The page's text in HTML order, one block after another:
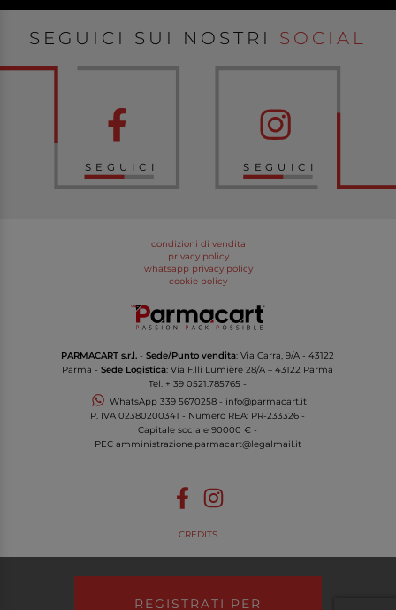
REGISTRATI PER
SEGUICI SUI NOSTRI SOCIAL
SEGUICI SEGUICI
condizioni di vendita
privacy policy
whatsapp privacy policy
cookie policy
PARMACART s.r.l. -Sede/Punto vendita: Via Carra, 9/A - 43122
Parma -Sede Logistica: Via F.lli Lumière 28/A – 43122 Parma
Tel. + 39 0521.785765 -
WhatsApp 339 5670258- info@parmacart.it
P. IVA02380200341 - Numero REA: PR-233326 -
Capitale sociale 90000 € -
PEC amministrazione.parmacart@legalmail.it
CREDITS